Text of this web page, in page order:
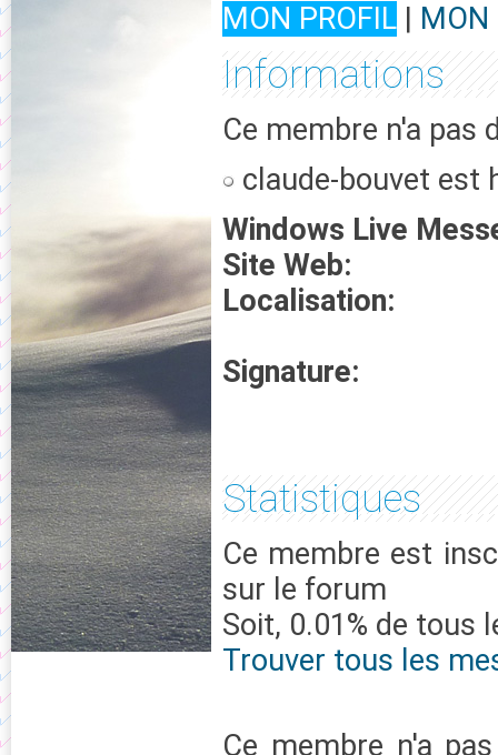
MON PROFIL | MON
Informations
Ce membre n'a pas
claude-bouvet est
Windows Live
Site Web:
Localisation:
Signature:
Statistiques
Ce membre est
sur le forum
Soit, 0.01% de tous
Trouver tous les
Ce membre n'a